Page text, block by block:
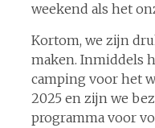
weekend als het
Kortom, we zijn
maken. Inmiddels
camping voor het
2025 en zijn we
programma voor